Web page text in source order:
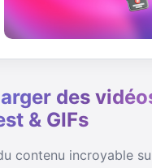
des
& GIFs
contenu incroyable